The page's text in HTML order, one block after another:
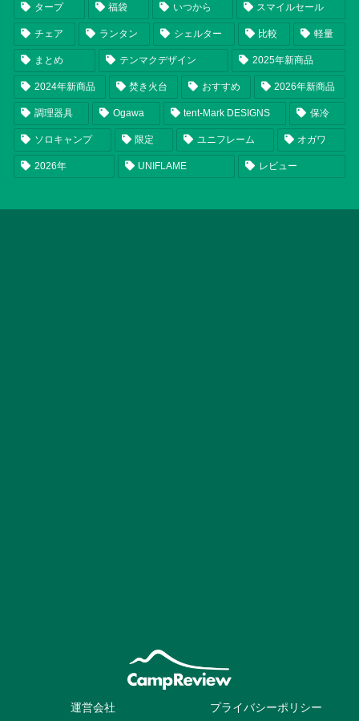
タープ 福袋 いつから スマイルセール
チェア ランタン シェルター 比較 軽量
まとめ テンマクデザイン 2025年新商品
2024年新商品 焚き火台 おすすめ 2026年新商品
調理器具 Ogawa tent-Mark DESIGNS 保冷
ソロキャンプ 限定 ユニフレーム オガワ
2026年 UNIFLAME レビュー
運営会社 プライバシーポリシー